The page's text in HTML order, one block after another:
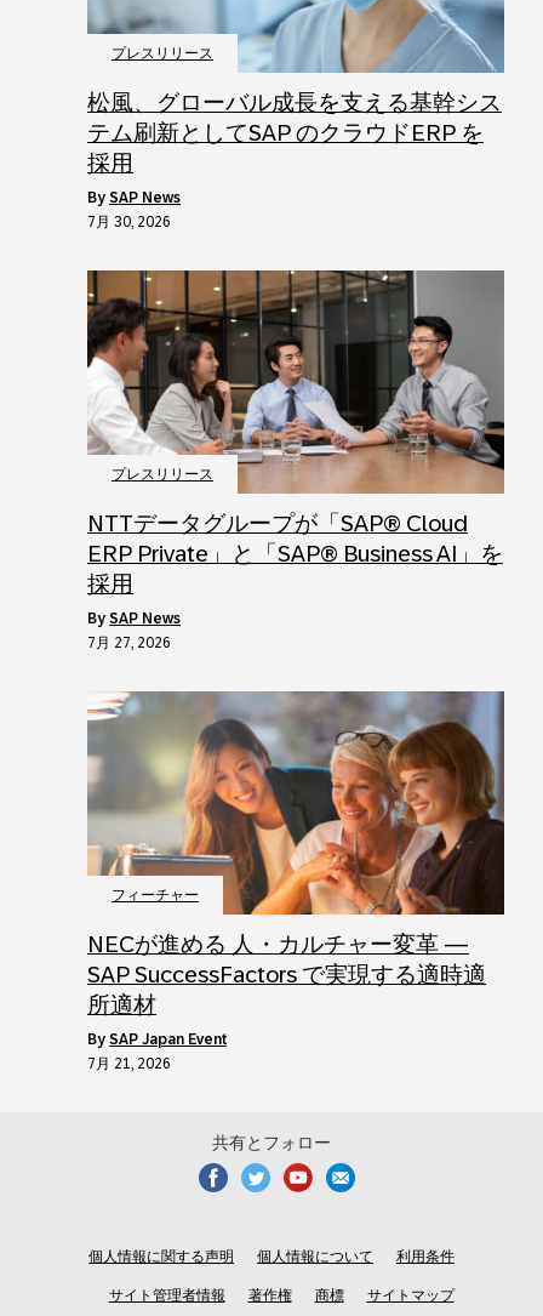
プレスリリース
松風、グローバル成長を支える基幹シス
テム刷新としてSAP のクラウドERP を
採用
by SAP News
7月 30, 2026
プレスリリース
NTTデータグループが「SAP® Cloud
ERP Private」と「SAP® Business AI」を
採用
by SAP News
7月 27, 2026
フィーチャー
NECが進める 人・カルチャー変革 ―
SAP SuccessFactors で実現する適時適
所適材
by SAP Japan Event
7月 21, 2026
共有とフォロー
個人情報に関する声明 個人情報について 利用条件
サイト管理者情報 著作権 商標 サイトマップ